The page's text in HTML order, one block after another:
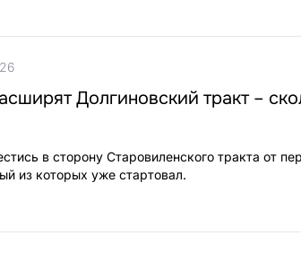
Долгиновский тракт –
в сторону Старовиленского тракта от
из которых уже стартовал.